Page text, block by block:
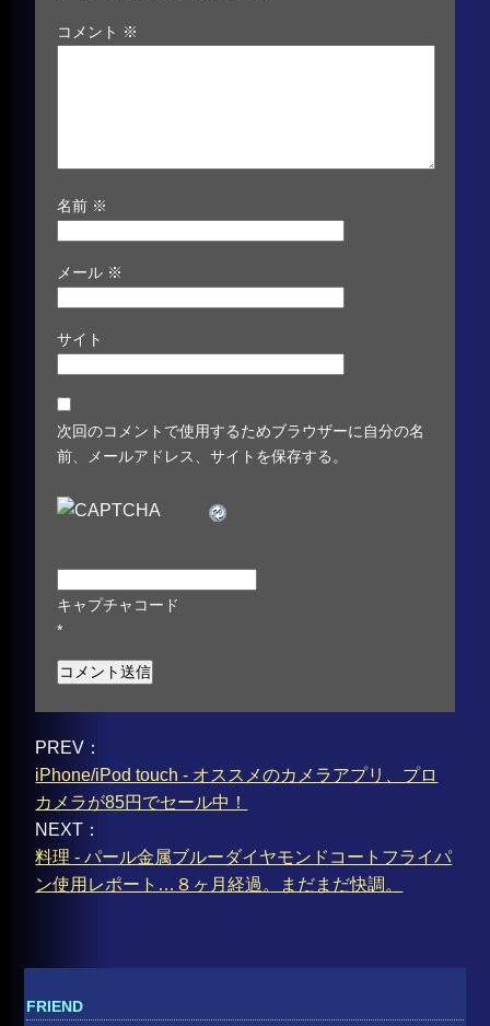
コメント ※
名前 ※
メール ※
サイト
次回のコメントで使用するためブラウザーに自分の名
前、メールアドレス、サイトを保存する。
キャプチャコード
*
PREV：
iPhone/iPod touch - オススメのカメラアプリ、プロ
カメラが85円でセール中！
NEXT：
料理 - パール金属ブルーダイヤモンドコートフライパ
ン使用レポート…８ヶ月経過。まだまだ快調。
FRIEND